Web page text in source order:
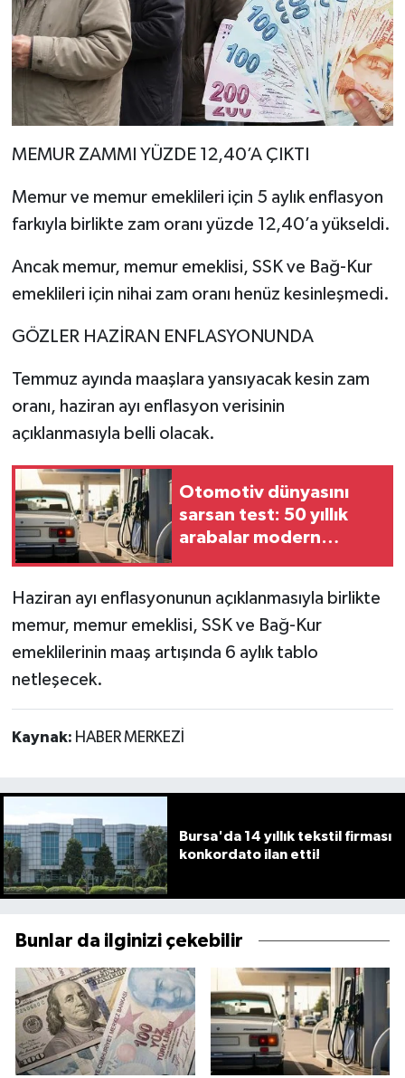
MEMUR ZAMMI YÜZDE 12,40’A ÇIKTI
Memur ve memur emeklileri için 5 aylık enflasyon
farkıyla birlikte zam oranı yüzde 12,40’a yükseldi.
Ancak memur, memur emeklisi, SSK ve Bağ-Kur
emeklileri için nihai zam oranı henüz kesinleşmedi.
GÖZLER HAZİRAN ENFLASYONUNDA
Temmuz ayında maaşlara yansıyacak kesin zam
oranı, haziran ayı enflasyon verisinin
açıklanmasıyla belli olacak.
Otomotiv dünyasını
sarsan test: 50 yıllık
arabalar modern
Haziran ayı enflasyonunun açıklanmasıyla birlikte
memur, memur emeklisi, SSK ve Bağ-Kur
emeklilerinin maaş artışında 6 aylık tablo
netleşecek.
Kaynak: HABER MERKEZİ
Bursa'da 14 yıllık tekstil firması
konkordato ilan etti!
Bunlar da ilginizi çekebilir